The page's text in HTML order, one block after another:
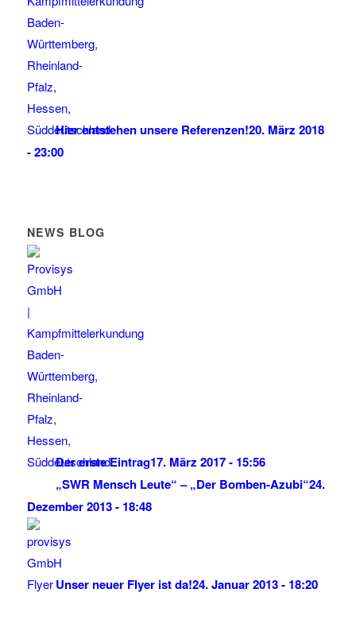
Hier entstehen unsere Referenzen!20. März 2018
- 23:00
NEWS BLOG
Der erste Eintrag17. März 2017 - 15:56
„SWR Mensch Leute“ – „Der Bomben-Azubi“24.
Dezember 2013 - 18:48
Unser neuer Flyer ist da!24. Januar 2013 - 18:20